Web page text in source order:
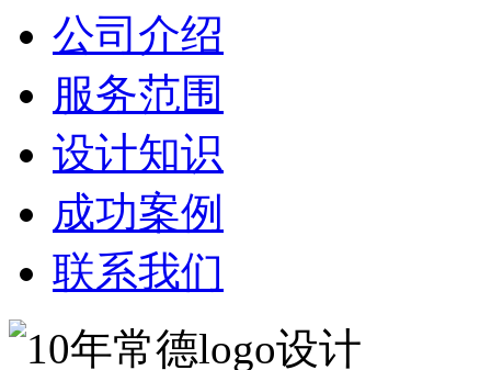
公司介绍
服务范围
设计知识
成功案例
联系我们